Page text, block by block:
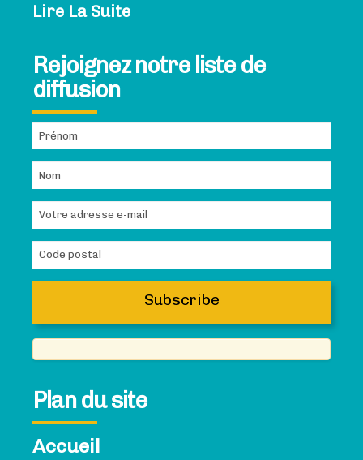
Lire La Suite
Rejoignez notre liste de
diffusion
Plan du site
Accueil